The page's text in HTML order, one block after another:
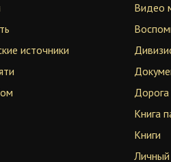
источники
Видео
Книга
Книги
Личный